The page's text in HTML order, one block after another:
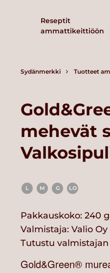
Reseptit
ammattikeittiöön
Sydänmerkki Tuotteet
mehevät
L M G LO
Pakkauskoko: 240 g
Valmistaja: Valio Oy
Tutustu
Gold&Green®